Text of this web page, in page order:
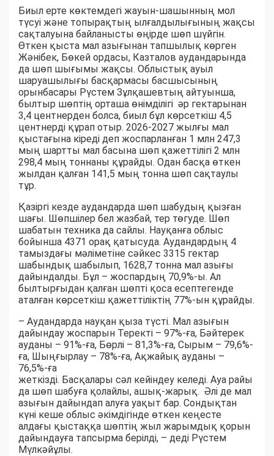
Биыл ерте көктемдегі жауын-шашынның мол
түсуі және топырақтың ылғалдылығының жақсы
сақталуына байланысты өңірде шөп шүйгін.
Өткен қыста мал азығынан тапшылық көрген
Жәнібек, Бөкей ордасы, Казталов аудандарында
да шөп шығымы жақсы. Облыстық ауыл
шаруашылығы басқармасы басшысының
орынбасары Рүстем Зұлқашевтың айтуынша,
былтыр шөптің орташа өнімділігі әр гектарынан
3,4 центнерден болса, биыл бұл көрсеткіш 4,5
центнерді құрап отыр. 2026-2027 жылғы мал
қыстағына кіреді деп жоспарланған 1 млн 247,3
мың шартты мал басына шөп қажеттілігі 2 млн
298,4 мың тоннаны құрайды. Одан басқа өткен
жылдан қалған 141,5 мың тонна шөп сақтаулы
тұр.
Қазіргі кезде аудандарда шөп шабудың қызған
шағы. Шөпшілер бел жазбай, тер төгуде. Шөп
шабатын техника да сайлы. Науқанға облыс
бойынша 4371 орақ қатысуда. Аудандардың 4
тамыздағы мәліметіне сәйкес 3315 гектар
шабындық шабылып, 1628,7 тонна мал азығы
дайындалды. Бұл – жоспардың 70,9%-ы. Ал
былтырғыдан қалған шөпті қоса есептегенде
аталған көрсеткіш қажеттіліктің 77%-ын құрайды.
– Аудандарда науқан қыза түсті. Мал азығын
дайындау жоспарын Теректі – 97%-ға, Бәйтерек
ауданы – 91%-ға, Бөрлі – 81,3%-ға, Сырым – 79,6%-
ға, Шыңғырлау – 78%-ға, Ақжайық ауданы –
76,5%-ға
жеткізді. Басқалары сәл кейіндеу келеді. Ауа райы
да шөп шабуға қолайлы, ашық-жарық. Әлі де мал
азығын дайындап алуға уақыт бар. Сондықтан
күні кеше облыс әкімдігінде өткен кеңесте
алдағы қыстаққа шөптің жыл жарымдық қорын
дайындауға тапсырма берілді, – деді Рүстем
Мүлкәйұлы.